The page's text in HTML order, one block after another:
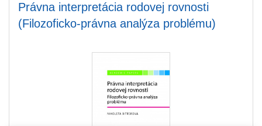
Právna interpretácia rodovej rovnosti
(Filozoficko-právna analýza problému)